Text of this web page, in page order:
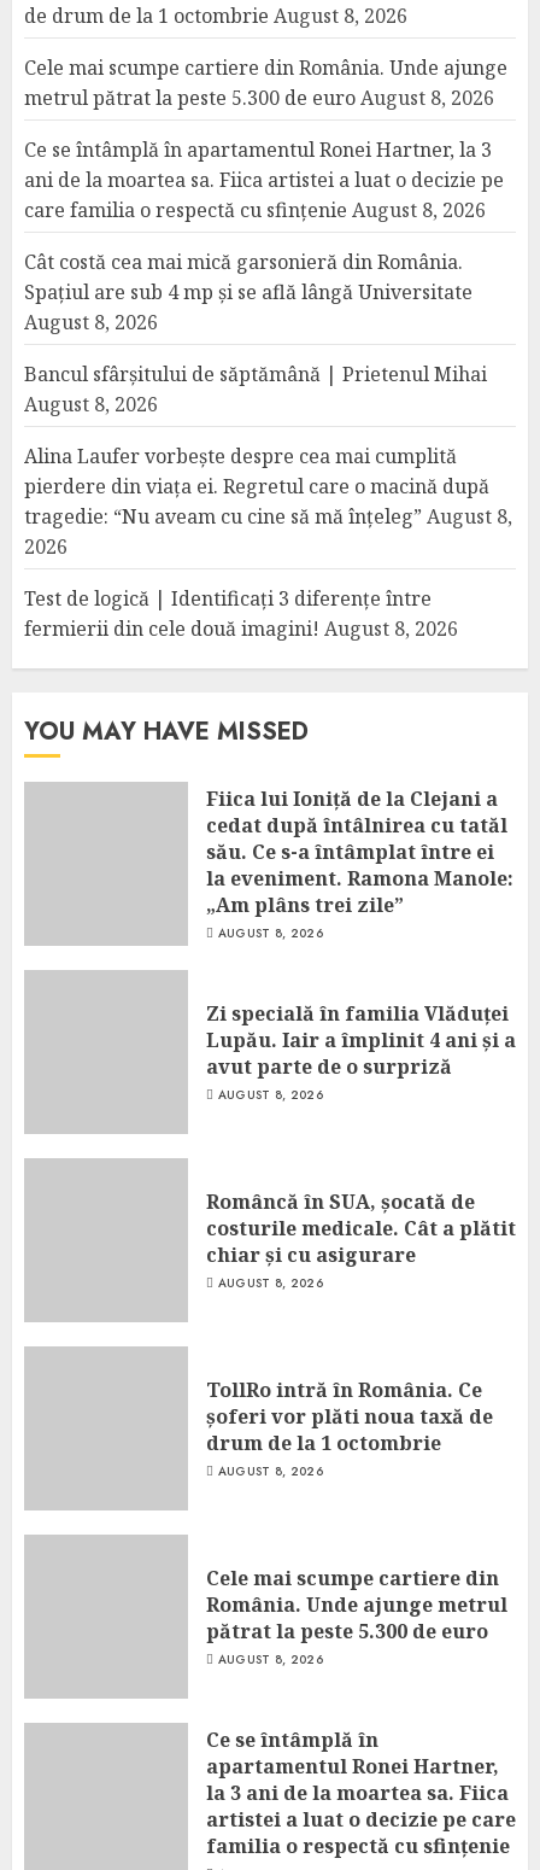
de drum de la 1 octombrie August 8, 2026
Cele mai scumpe cartiere din România. Unde ajunge
metrul pătrat la peste 5.300 de euroAugust 8, 2026
Ce se întâmplă în apartamentul Ronei Hartner, la 3
ani de la moartea sa. Fiica artistei a luat o decizie pe
care familia o respectă cu sfințenie August 8, 2026
Cât costă cea mai mică garsonieră din România.
Spațiul are sub 4 mp și se află lângă Universitate
August 8, 2026
Bancul sfârșitului de săptămână | Prietenul Mihai
August 8, 2026
Alina Laufer vorbește despre cea mai cumplită
pierdere din viața ei. Regretul care o macină după
tragedie: “Nu aveam cu cine să mă înțeleg” August 8,
2026
Test de logică | Identificați 3 diferențe între
fermierii din cele două imagini! August 8, 2026
YOU MAY HAVE MISSED
Fiica lui Ioniță de la Clejani a
cedat după întâlnirea cu tatăl
său. Ce s-a întâmplat între ei
la eveniment. Ramona Manole:
„Am plâns trei zile”
AUGUST 8, 2026
Zi specială în familia Vlăduței
Lupău. Iair a împlinit 4 ani și a
avut parte de o surpriză
AUGUST 8, 2026
Româncă în SUA, șocată de
costurile medicale. Cât a plătit
chiar și cu asigurare
AUGUST 8, 2026
TollRo intră în România. Ce
șoferi vor plăti noua taxă de
drum de la 1 octombrie
AUGUST 8, 2026
Cele mai scumpe cartiere din
România. Unde ajunge metrul
pătrat la peste 5.300 de euro
AUGUST 8, 2026
Ce se întâmplă în
apartamentul Ronei Hartner,
la 3 ani de la moartea sa. Fiica
artistei a luat o decizie pe care
familia o respectă cu sfințenie